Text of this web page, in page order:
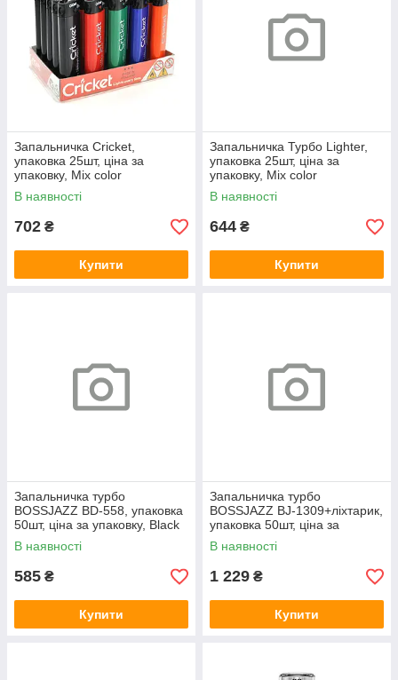
Запальничка Cricket,
упаковка 25шт, ціна за
упаковку, Mix color
В наявності
702 ₴
Купити
Запальничка Турбо Lighter,
упаковка 25шт, ціна за
упаковку, Mix color
В наявності
644 ₴
Купити
Запальничка турбо
BOSSJAZZ BD-558, упаковка
50шт, ціна за упаковку, Black
В наявності
585 ₴
Купити
Запальничка турбо
BOSSJAZZ BJ-1309+ліхтарик,
упаковка 50шт, ціна за
упаковку, Black
В наявності
1 229 ₴
Купити